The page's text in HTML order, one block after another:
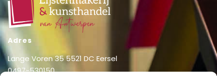
Adres
Lange Voren 35 5521 DC Eersel
0497-530150